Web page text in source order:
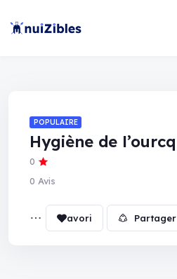
Hygiène de l’ourcq
POPULAIRE
0
0 Avis
Partager